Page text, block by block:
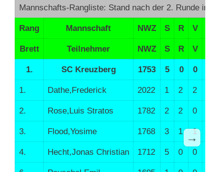
Mannschafts-Rangliste: Stand nach der 2. Runde im
Rang Mannschaft NWZ S R V
Brett Teilnehmer NWZ S R V
1. SC Kreuzberg 1753 5 0 0
1. Dathe,Frederick 2022 1 2 2
2. Rose,Luis Stratos 1782 2 2 0
3. Flood,Yosime 1768 3 1 1
4. Hecht,Jonas Christian 1712 5 0 0
→